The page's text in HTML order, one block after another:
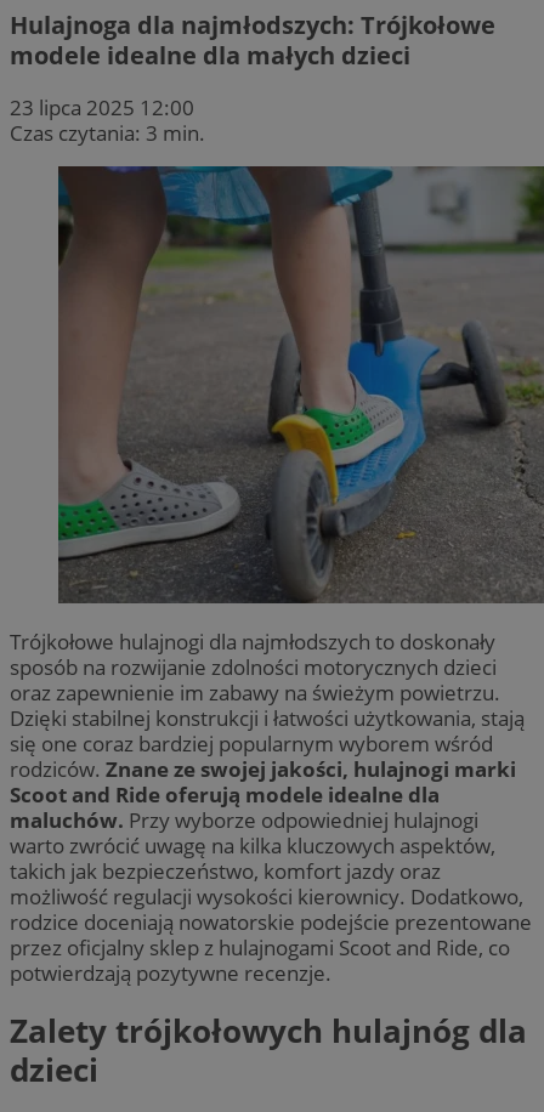
Hulajnoga dla najmłodszych: Trójkołowe
modele idealne dla małych dzieci
23 lipca 2025 12:00
Czas czytania: 3 min.
Trójkołowe hulajnogi dla najmłodszych to doskonały
sposób na rozwijanie zdolności motorycznych dzieci
oraz zapewnienie im zabawy na świeżym powietrzu.
Dzięki stabilnej konstrukcji i łatwości użytkowania, stają
się one coraz bardziej popularnym wyborem wśród
rodziców. Znane ze swojej jakości, hulajnogi marki
Scoot and Ride oferują modele idealne dla
maluchów. Przy wyborze odpowiedniej hulajnogi
warto zwrócić uwagę na kilka kluczowych aspektów,
takich jak bezpieczeństwo, komfort jazdy oraz
możliwość regulacji wysokości kierownicy. Dodatkowo,
rodzice doceniają nowatorskie podejście prezentowane
przez oficjalny sklep z hulajnogami Scoot and Ride, co
potwierdzają pozytywne recenzje.
Zalety trójkołowych hulajnóg dla
dzieci